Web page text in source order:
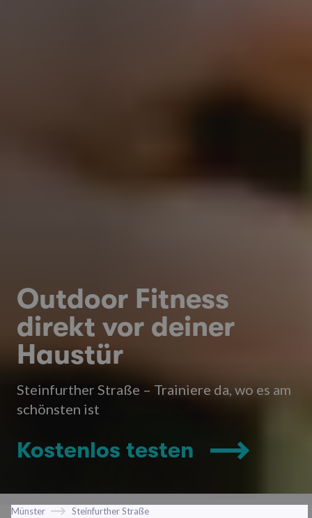
Outdoor Fitness
direkt vor deiner
Haustür
Steinfurther Straße – Trainiere da, wo es am
schönsten ist
Kostenlos testen
Münster Steinfurther Straße